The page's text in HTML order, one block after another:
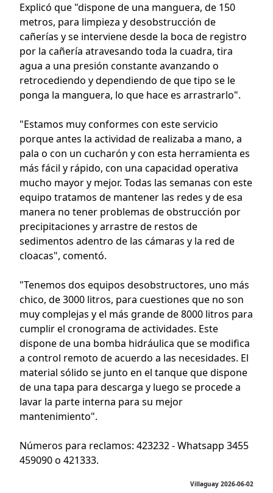
Explicó que "dispone de una manguera, de 150
metros, para limpieza y desobstrucción de
cañerías y se interviene desde la boca de registro
por la cañería atravesando toda la cuadra, tira
agua a una presión constante avanzando o
retrocediendo y dependiendo de que tipo se le
ponga la manguera, lo que hace es arrastrarlo".
"Estamos muy conformes con este servicio
porque antes la actividad de realizaba a mano, a
pala o con un cucharón y con esta herramienta es
más fácil y rápido, con una capacidad operativa
mucho mayor y mejor. Todas las semanas con este
equipo tratamos de mantener las redes y de esa
manera no tener problemas de obstrucción por
precipitaciones y arrastre de restos de
sedimentos adentro de las cámaras y la red de
cloacas", comentó.
"Tenemos dos equipos desobstructores, uno más
chico, de 3000 litros, para cuestiones que no son
muy complejas y el más grande de 8000 litros para
cumplir el cronograma de actividades. Este
dispone de una bomba hidráulica que se modifica
a control remoto de acuerdo a las necesidades. El
material sólido se junto en el tanque que dispone
de una tapa para descarga y luego se procede a
lavar la parte interna para su mejor
mantenimiento".
Números para reclamos: 423232 - Whatsapp 3455
459090 o 421333.
Villaguay 2026-06-02